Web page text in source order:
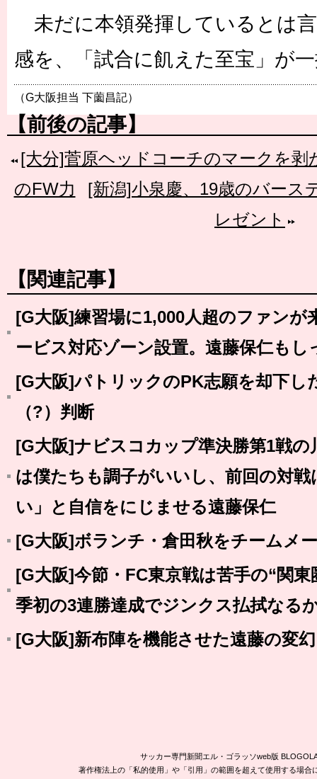
未だに本領発揮しているとは
感を、「試合に飢えた至宝」が
（G大阪担当 下薗昌記）
【前後の記事】
[大分]菅原ヘッドコーチのマークを剥
のFW力
[新潟]小泉慶、19歳のバース
レゼント
【関連記事】
[G大阪]練習場に1,000人超のファンが
ービス対応ゾーン設置。遠藤保仁もし
[G大阪]パトリックのPK志願を却下し
（?）判断
[G大阪]ナビスコカップ準決勝第1戦の
は僕たちも調子がいいし、前回の対
い」と自信をにじませる遠藤保仁
[G大阪]ボランチ・倉田秋をチームメ
[G大阪]今節・FC東京戦は苦手の“関
季初の3連勝達成でジンクス払拭なる
[G大阪]新布陣を機能させた遠藤の変
サッカー専門新聞エル・ゴラッソweb版
著作権法上の「私的使用」や「引用」の範囲を超えて使用する場